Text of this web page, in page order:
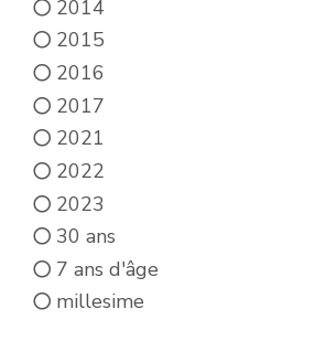
2014
2015
2016
2017
2021
2022
2023
30 ans
7 ans d'âge
millesime